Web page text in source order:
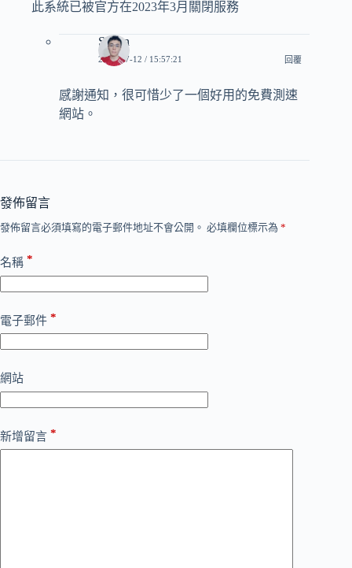
此系統已被官方在2023年3月關閉服務
Sliven
2023-07-12 / 15:57:21 回覆
感謝通知，很可惜少了一個好用的免費測速
網站。
發佈留言
發佈留言必須填寫的電子郵件地址不會公開。 必填欄位標示為 *
名稱 *
電子郵件 *
網站
新增留言 *